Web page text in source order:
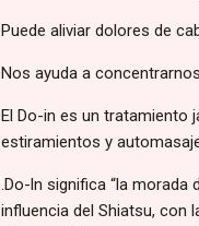
Puede aliviar dolores de
Nos ayuda a
El Do-in es un tratamiento
estiramientos y
.Do-ln significa “la morada
influencia del Shiatsu, con